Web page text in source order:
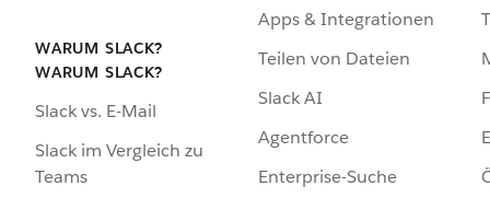
WARUM SLACK?
WARUM SLACK?
Slack vs. E-Mail
Slack im Vergleich zu
Teams
Apps & Integrationen
Teilen von Dateien
Slack AI
Agentforce
Enterprise-Suche